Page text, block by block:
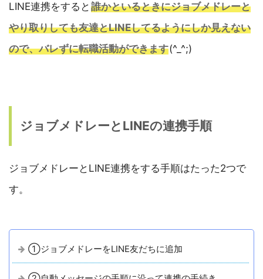
LINE連携をすると 誰かといるときにジョブメドレーと
やり取りしても友達とLINEしてるようにしか見えない
ので、バレずに転職活動ができます(^_^;)
ジョブメドレーとLINEの連携手順
ジョブメドレーとLINE連携をする手順はたった2つで
す。
①ジョブメドレーをLINE友だちに追加